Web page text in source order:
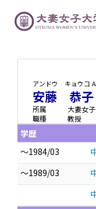
アンドウ キョウコ
安藤 恭子
所属
大妻女
職種
教授
学歴
～1984/03
～1989/03